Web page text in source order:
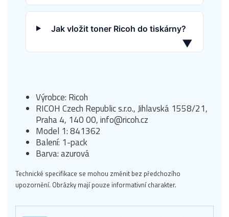
Jak vložit toner Ricoh do tiskárny?
▼
Výrobce: Ricoh
RICOH Czech Republic s.r.o., Jihlavská 1558/21,
Praha 4, 140 00, info@ricoh.cz
Model 1: 841362
Balení: 1-pack
Barva: azurová
Technické specifikace se mohou změnit bez předchozího
upozornění. Obrázky mají pouze informativní charakter.